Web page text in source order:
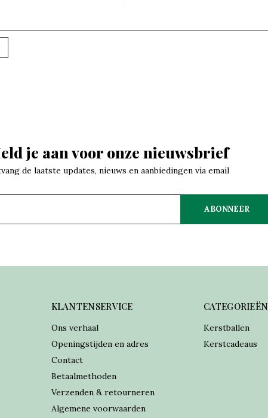
je aan voor onze nieuwsbrief
de laatste updates, nieuws en aanbiedingen via email
ABONNEER
KLANTENSERVICE
Ons verhaal
Openingstijden en adres
Contact
Betaalmethoden
Verzenden & retourneren
Algemene voorwaarden
CATEGORIEËN
Kerstballen
Kerstcadeaus